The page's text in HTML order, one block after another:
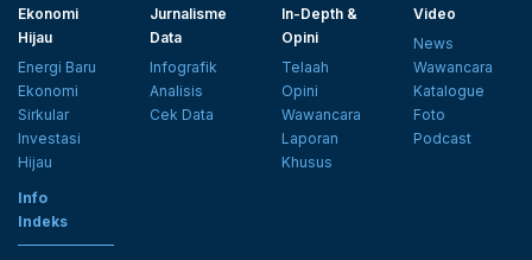
Ekonomi
Hijau
Energi Baru
Ekonomi
Sirkular
Investasi
Hijau
Jurnalisme
Data
Infografik
Analisis
Cek Data
In-Depth &
Opini
Telaah
Opini
Wawancara
Laporan
Khusus
Video
News
Wawancara
Katalogue
Foto
Podcast
Info
Indeks